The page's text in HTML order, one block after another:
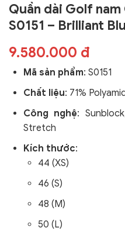
Quần dài Golf
S0151 – Brilliant
9.580.000 đ
Mã sản phẩm: S0151
Chất liệu: 71%
Công nghệ:
Stretch
Kích thước:
44 (XS)
46 (S)
48 (M)
50 (L)